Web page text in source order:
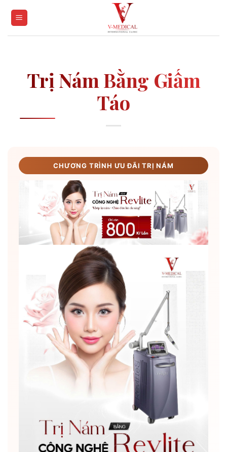
Trị Nám Bằng Giấm
Táo
CHƯƠNG TRÌNH ƯU ĐÃI TRỊ NÁM